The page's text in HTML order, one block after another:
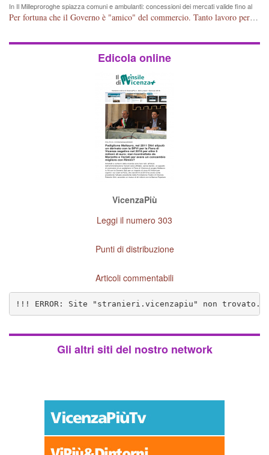
In Il Milleproroghe spiazza comuni e ambulanti: concessioni dei mercati valide fino al
2020
Per fortuna che il Governo è "amico" del commercio. Tanto lavoro per nessun cambiamento. Tutto fermo sino al 2020. E' incomprensibile dice il Dirigente, figurarsi se il cittadino normale che legge e chiede di essere informato, può capire qualcosa. E' certo che, almeno per Vicenza, alcune situazioni contingenti devono essere riviste, vedi mercato di Viale Roma e altro, prima che la città UNESCO che si sta trasformando in città storico-artistico-turistica, diventi una casba tunisina! Capisco le esigenze delle imprese, ma a decidere dovrebbe essere la Città che ha eletto i suoi rappresentanti, invece ROMA, tra un rinvio ed un altro, arriva al 2020 senza aver cambiato Niente. Mala tempora currunt.
Edicola online
VicenzaPiù
Leggi il numero 303
Punti di distribuzione
Articoli commentabili
!!! ERROR: Site "stranieri.vicenzapiu" non trovato.
Gli altri siti del nostro network